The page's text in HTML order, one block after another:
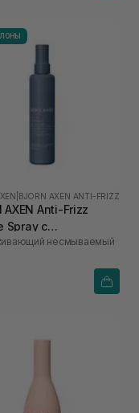
BJORN AXEN ANTI-FRIZZ
AXEN Anti-Frizz
Spray с
до 220°C
типов волос 150
несмываемый